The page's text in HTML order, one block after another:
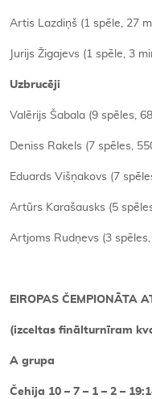
Artis Lazdiņš (1 spēle, 27
Jurijs Žigajevs (1 spēle, 3
Uzbrucēji
Valērijs Šabala (9 spēles,
Deniss Rakels (7 spēles,
Eduards Višņakovs (7
Artūrs Karašausks (5
Artjoms Rudņevs (3
EIROPAS ČEMPIONĀTA
(izceltas finālturnīram
A grupa
Čehija 10 – 7 – 1 – 2 –